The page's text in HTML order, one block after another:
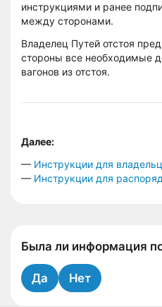
инструкциями и ранее
между сторонами.
Владелец Путей отстоя
стороны все необходимые
вагонов из отстоя.
Далее:
— Инструкции для
— Инструкции для
Была ли информация
Да Нет